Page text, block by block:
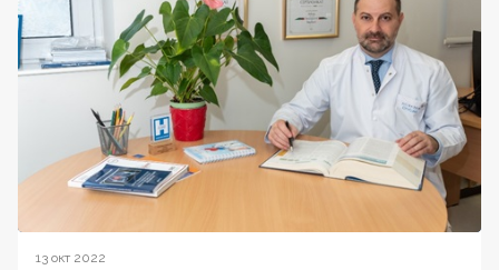
13 окт 2022